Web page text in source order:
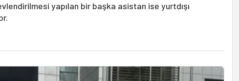
yapılan bir başka asistan ise yurtdışı